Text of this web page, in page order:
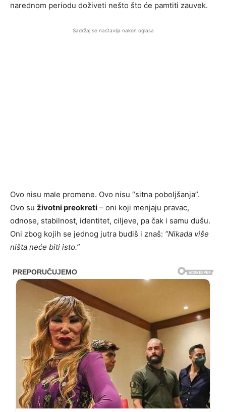
narednom periodu doživeti nešto što će pamtiti zauvek.
Sadržaj se nastavlja nakon oglasa
Ovo nisu male promene. Ovo nisu “sitna poboljšanja”.
Ovo su životni preokreti – oni koji menjaju pravac,
odnose, stabilnost, identitet, ciljeve, pa čak i samu dušu.
Oni zbog kojih se jednog jutra budiš i znaš: “Nikada više
ništa neće biti isto.”